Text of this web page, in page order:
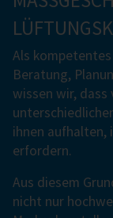
Als
Bera­tung,
wissen wir,
ihnen aufhalten,
erfordern.
Aus diesem
nicht nur